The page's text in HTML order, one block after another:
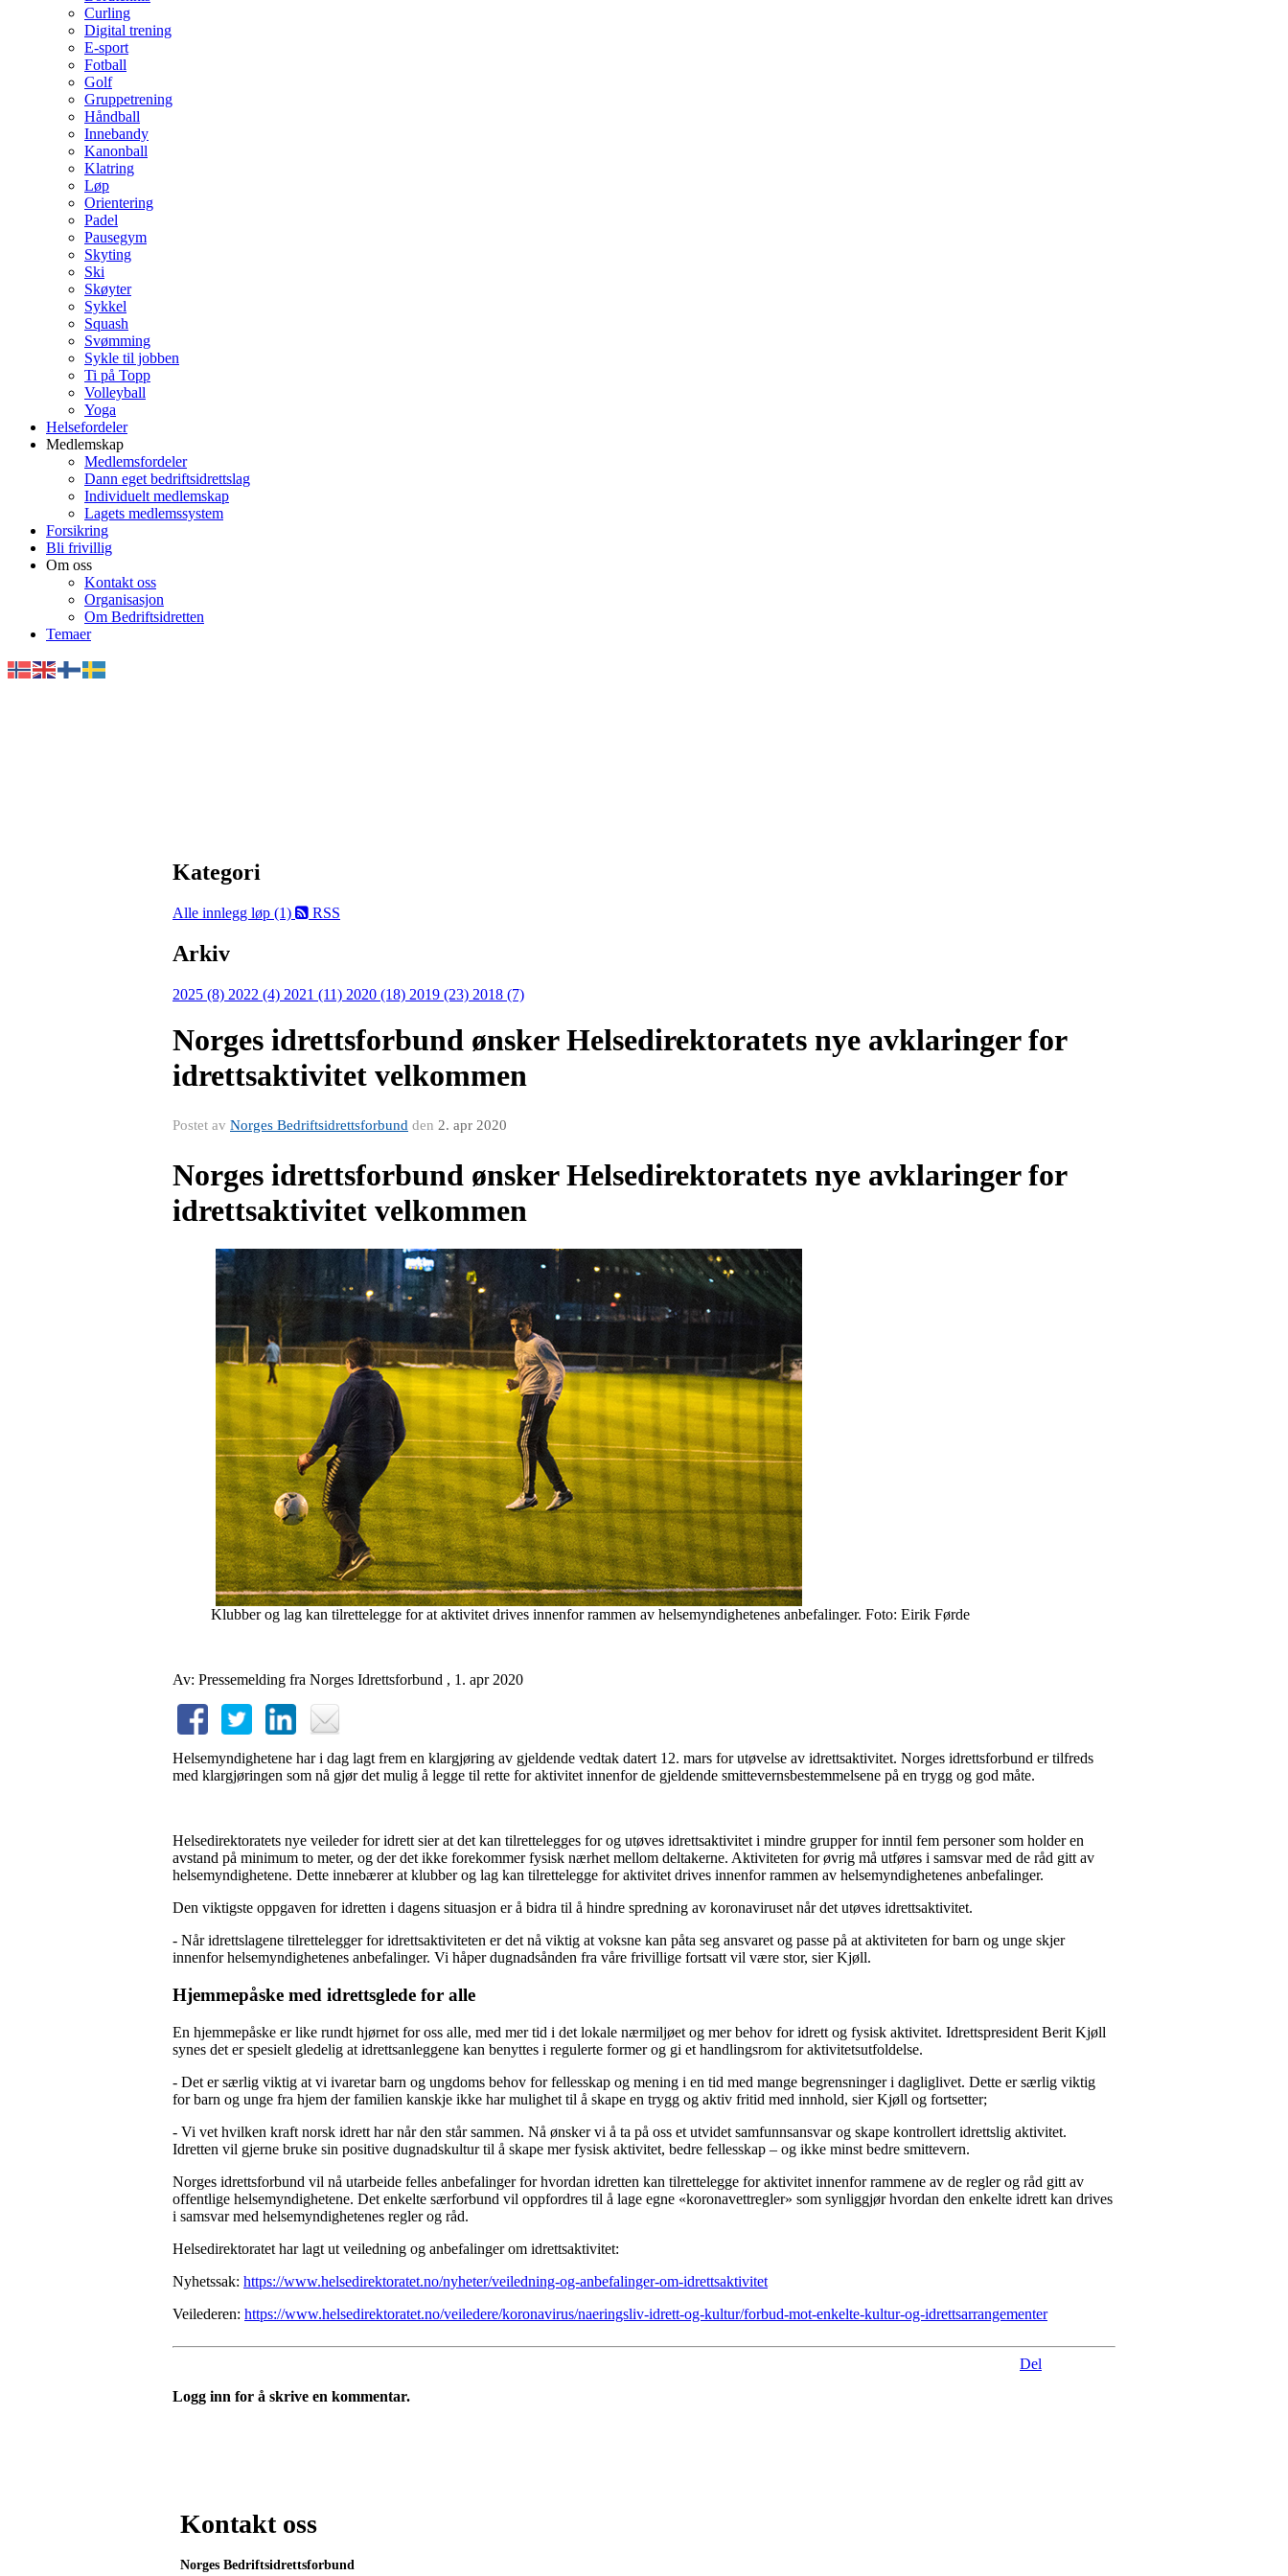
Curling
Digital trening
E-sport
Fotball
Golf
Gruppetrening
Håndball
Innebandy
Kanonball
Klatring
Løp
Orientering
Padel
Pausegym
Skyting
Ski
Skøyter
Sykkel
Squash
Svømming
Sykle til jobben
Ti på Topp
Volleyball
Yoga
Helsefordeler
Medlemskap
Medlemsfordeler
Dann eget bedriftsidrettslag
Individuelt medlemskap
Lagets medlemssystem
Forsikring
Bli frivillig
Om oss
Kontakt oss
Organisasjon
Om Bedriftsidretten
Temaer
Kategori
Alle innlegg løp (1) RSS
Arkiv
2025 (8) 2022 (4) 2021 (11) 2020 (18) 2019 (23) 2018 (7)
Norges idrettsforbund ønsker Helsedirektoratets nye avklaringer for
idrettsaktivitet velkommen
Postet av Norges Bedriftsidrettsforbund den 2. apr 2020
Norges idrettsforbund ønsker Helsedirektoratets nye avklaringer for
idrettsaktivitet velkommen
Klubber og lag kan tilrettelegge for at aktivitet drives innenfor rammen av helsemyndighetenes anbefalinger. Foto: Eirik Førde
Av: Pressemelding fra Norges Idrettsforbund , 1. apr 2020
Helsemyndighetene har i dag lagt frem en klargjøring av gjeldende vedtak datert 12. mars for utøvelse av idrettsaktivitet. Norges idrettsforbund er tilfreds
med klargjøringen som nå gjør det mulig å legge til rette for aktivitet innenfor de gjeldende smittevernsbestemmelsene på en trygg og god måte.
Helsedirektoratets nye veileder for idrett sier at det kan tilrettelegges for og utøves idrettsaktivitet i mindre grupper for inntil fem personer som holder en
avstand på minimum to meter, og der det ikke forekommer fysisk nærhet mellom deltakerne. Aktiviteten for øvrig må utføres i samsvar med de råd gitt av
helsemyndighetene. Dette innebærer at klubber og lag kan tilrettelegge for aktivitet drives innenfor rammen av helsemyndighetenes anbefalinger.
Den viktigste oppgaven for idretten i dagens situasjon er å bidra til å hindre spredning av koronaviruset når det utøves idrettsaktivitet.
- Når idrettslagene tilrettelegger for idrettsaktiviteten er det nå viktig at voksne kan påta seg ansvaret og passe på at aktiviteten for barn og unge skjer
innenfor helsemyndighetenes anbefalinger. Vi håper dugnadsånden fra våre frivillige fortsatt vil være stor, sier Kjøll.
Hjemmepåske med idrettsglede for alle
En hjemmepåske er like rundt hjørnet for oss alle, med mer tid i det lokale nærmiljøet og mer behov for idrett og fysisk aktivitet. Idrettspresident Berit Kjøll
synes det er spesielt gledelig at idrettsanleggene kan benyttes i regulerte former og gi et handlingsrom for aktivitetsutfoldelse.
- Det er særlig viktig at vi ivaretar barn og ungdoms behov for fellesskap og mening i en tid med mange begrensninger i dagliglivet. Dette er særlig viktig
for barn og unge fra hjem der familien kanskje ikke har mulighet til å skape en trygg og aktiv fritid med innhold, sier Kjøll og fortsetter;
- Vi vet hvilken kraft norsk idrett har når den står sammen. Nå ønsker vi å ta på oss et utvidet samfunnsansvar og skape kontrollert idrettslig aktivitet.
Idretten vil gjerne bruke sin positive dugnadskultur til å skape mer fysisk aktivitet, bedre fellesskap – og ikke minst bedre smittevern.
Norges idrettsforbund vil nå utarbeide felles anbefalinger for hvordan idretten kan tilrettelegge for aktivitet innenfor rammene av de regler og råd gitt av
offentlige helsemyndighetene. Det enkelte særforbund vil oppfordres til å lage egne «koronavettregler» som synliggjør hvordan den enkelte idrett kan drives
i samsvar med helsemyndighetenes regler og råd.
Helsedirektoratet har lagt ut veiledning og anbefalinger om idrettsaktivitet:
Nyhetssak: https://www.helsedirektoratet.no/nyheter/veiledning-og-anbefalinger-om-idrettsaktivitet
Veilederen: https://www.helsedirektoratet.no/veiledere/koronavirus/naeringsliv-idrett-og-kultur/forbud-mot-enkelte-kultur-og-idrettsarrangementer
Del
Logg inn for å skrive en kommentar.
Kontakt oss
Norges Bedriftsidrettsforbund